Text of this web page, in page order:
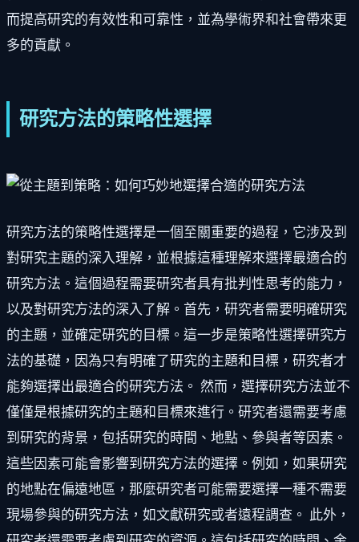
而提高研究的有效性和可靠性，並為學術界和社會帶來更
多的貢獻。
研究方法的策略性選擇
研究方法的策略性選擇是一個至關重要的過程，它涉及到
對研究主題的深入理解，並根據這種理解來選擇最適合的
研究方法。這個過程需要研究者具有批判性思考的能力，
以及對研究方法的深入了解。首先，研究者需要明確研究
的主題，並確定研究的目標。這一步是策略性選擇研究方
法的基礎，因為只有明確了研究的主題和目標，研究者才
能夠選擇出最適合的研究方法。 然而，選擇研究方法並不
僅僅是根據研究的主題和目標來進行。研究者還需要考慮
到研究的背景，包括研究的時間、地點、參與者等因素。
這些因素可能會影響到研究方法的選擇。例如，如果研究
的地點在偏遠地區，那麼研究者可能需要選擇一種不需要
現場參與的研究方法，如文獻研究或者遠程調查。 此外，